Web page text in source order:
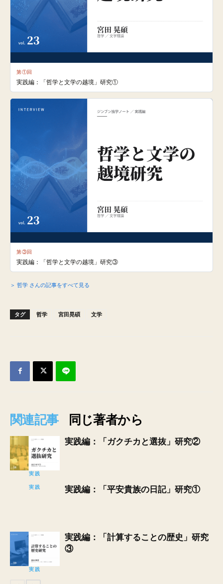
第①回
実践編：「哲学と文学の越境」研究①
第③回
実践編：「哲学と文学の越境」研究③
＞ 哲学 さんの記事をすべて見る
タグ 哲学 宮田晃碩 文学
関連記事 同じ著者から
実践
実践編：「ガクチカと選抜」研究②
実践 実践編：「平安貴族の日記」研究①
実践
実践編：「計算することの歴史」研究
③